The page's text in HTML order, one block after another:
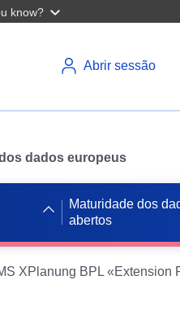
know?
Abrir sessão
dados europeus
Maturidade dos
abertos
XPlanung BPL «Extension